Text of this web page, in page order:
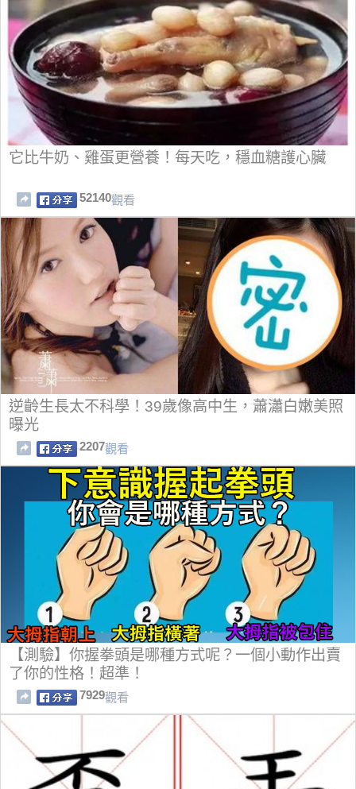
它比牛奶、雞蛋更營養！每天吃，穩血糖護心臟
52140觀看
逆齡生長太不科學！39歲像高中生，蕭瀟白嫩美照
曝光
2207觀看
【測驗】你握拳頭是哪種方式呢？一個小動作出賣
了你的性格！超準！
7929觀看